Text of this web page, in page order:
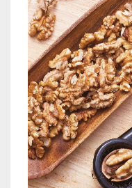
LOHAS
大甲媽祖遶境
徐老爹
招財